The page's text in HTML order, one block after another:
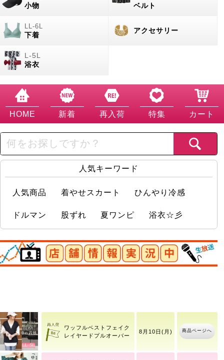
小物 ベルト
下着
アクセサリー
浴衣
HOME 新着 再入荷 特集 カート
人気キーワード
人気商品 着やせスカート ひんやり冷感
ドルマン 股ずれ 夏ワンピ 浴衣☆彡
店舗情報実況中
ワッフルベストフェイク
レイヤードプルオーバー
8月10日(月) 商品ページへ